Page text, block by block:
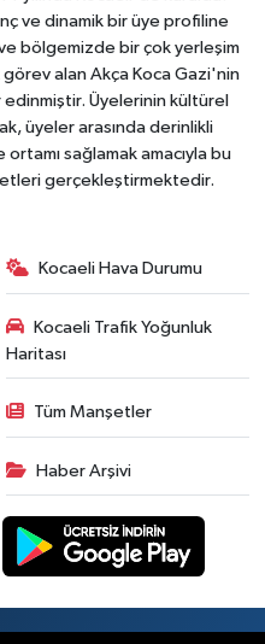
ve dinamik bir üye profiline
bölgemizde bir çok yerleşim
alan Akça Koca Gazi'nin
Üyelerinin kültürel
üyeler arasında derinlikli
sağlamak amacıyla bu
gerçekleştirmektedir.
Kocaeli Hava Durumu
Kocaeli Trafik Yoğunluk
Haritası
Tüm Manşetler
Haber Arşivi